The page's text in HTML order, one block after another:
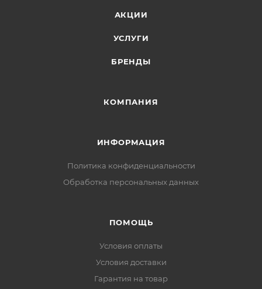
АКЦИИ
УСЛУГИ
БРЕНДЫ
КОМПАНИЯ
ИНФОРМАЦИЯ
Политика конфиденциальности
Обработка персональных данных
ПОМОЩЬ
Условия оплаты
Условия доставки
Гарантия на товар